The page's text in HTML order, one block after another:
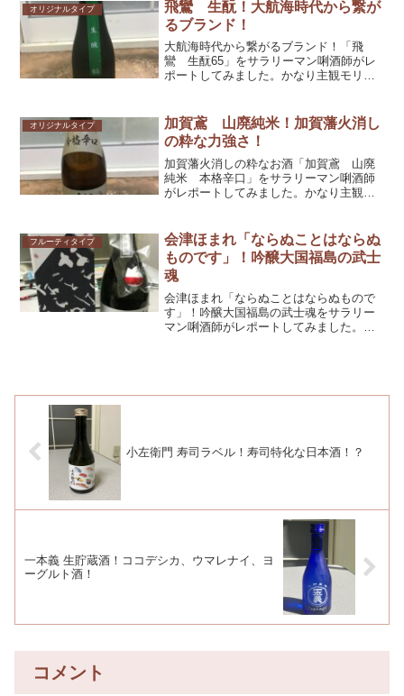
オリジナルタイプ
飛鸞 生酛！大航海時代から繋が
るブランド！
大航海時代から繋がるブランド！「飛
鸞 生酛65」をサラリーマン唎酒師がレ
ポートしてみました。かなり主観モリモ
オリジナルタイプ
加賀鳶 山廃純米！加賀藩火消し
の粋な力強さ！
加賀藩火消しの粋なお酒「加賀鳶 山廃
純米 本格辛口」をサラリーマン唎酒師
がレポートしてみました。かなり主観モ
フルーティタイプ
会津ほまれ「ならぬことはならぬ
ものです」！吟醸大国福島の武士
魂
会津ほまれ「ならぬことはならぬもので
す」！吟醸大国福島の武士魂をサラリー
マン唎酒師がレポートしてみました。か
小左衛門 寿司ラベル！寿司特化な日本酒！？
一本義 生貯蔵酒！ココデシカ、ウマレナイ、ヨ
ーグルト酒！
コメント